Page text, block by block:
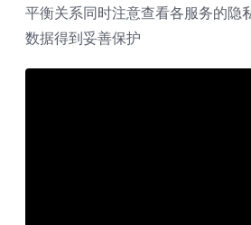
平衡关系同时注意查看各服务的隐
数据得到妥善保护